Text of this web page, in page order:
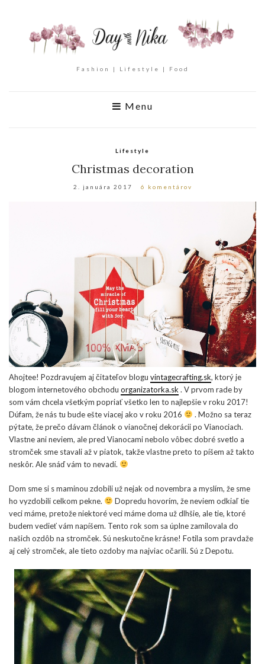
Fashion | Lifestyle | Food
Menu
Lifestyle
Christmas decoration
2. januára 2017 6 komentárov
Ahojtee! Pozdravujem aj čitateľov blogu vintagecrafting.sk, ktorý je
blogom internetového obchodu organizatorka.sk . V prvom rade by
som vám chcela všetkým popriať všetko len to najlepšie v roku 2017!
Dúfam, že nás tu bude ešte viacej ako v roku 2016
. Možno sa teraz
pýtate, že prečo dávam článok o vianočnej dekorácii po Vianociach.
Vlastne ani neviem, ale pred Vianocami nebolo vôbec dobré svetlo a
stromček sme stavali až v piatok, takže vlastne preto to píšem až takto
neskôr. Ale snáď vám to nevadí.
Dom sme si s maminou zdobili už nejak od novembra a myslím, že sme
ho vyzdobili celkom pekne.
Dopredu hovorím, že neviem odkiaľ tie
veci máme, pretože niektoré veci máme doma už dlhšie, ale tie, ktoré
budem vedieť vám napíšem. Tento rok som sa úplne zamilovala do
našich ozdôb na stromček. Sú neskutočne krásne! Fotila som pravdaže
aj celý stromček, ale tieto ozdoby ma najviac očarili. Sú z Depotu.